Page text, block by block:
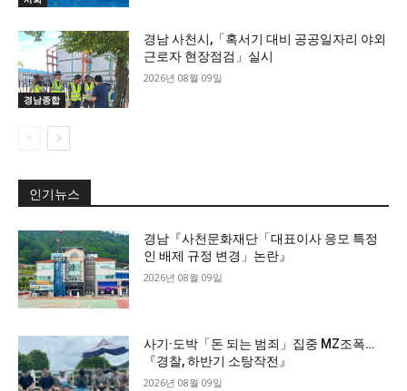
경남종합
경남 사천시,「혹서기 대비 공공일자리 야외
근로자 현장점검」실시
2026년 08월 09일
인기뉴스
경남『사천문화재단「대표이사 응모 특정
인 배제 규정 변경」논란』
2026년 08월 09일
사기·도박「돈 되는 범죄」집중 MZ조폭…
『경찰, 하반기 소탕작전』
2026년 08월 09일